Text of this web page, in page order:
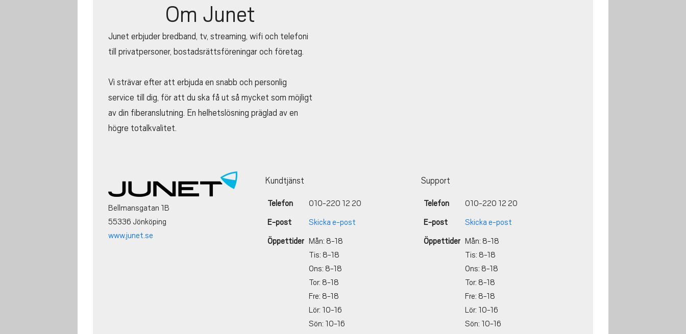
Om Junet
Junet erbjuder bredband, tv, streaming, wifi och telefoni
till privatpersoner, bostadsrättsföreningar och företag.
Vi strävar efter att erbjuda en snabb och personlig
service till dig, för att du ska få ut så mycket som möjligt
av din fiberanslutning. En helhetslösning präglad av en
högre totalkvalitet.
Bellmansgatan 1B
55336 Jönköping
www.junet.se
Kundtjänst
Telefon 010-220 12 20
E-post Skicka e-post
Öppettider Mån: 8-18
Tis: 8-18
Ons: 8-18
Tor: 8-18
Fre: 8-18
Lör: 10-16
Sön: 10-16
Support
Telefon 010-220 12 20
E-post Skicka e-post
Öppettider Mån: 8-18
Tis: 8-18
Ons: 8-18
Tor: 8-18
Fre: 8-18
Lör: 10-16
Sön: 10-16